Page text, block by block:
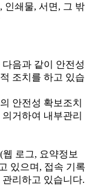
인쇄물, 서면, 그 밖
다음과 같이 안전성
조치를 하고 있습
안전성 확보조치
거하여 내부관리
로그, 요약정보
있으며, 접속 기록
리하고 있습니다.